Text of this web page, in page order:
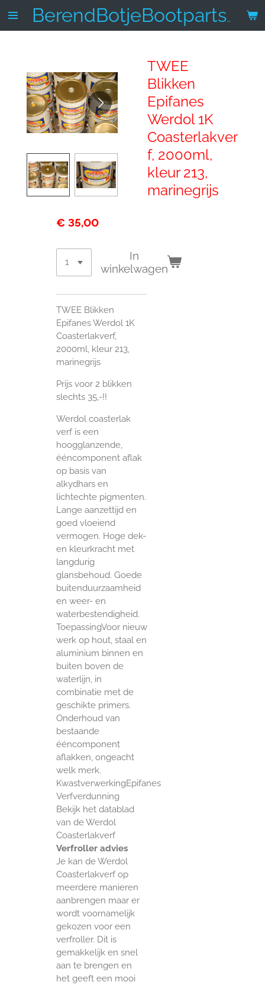
Ga
BerendBotjeBootparts.nl
TWEE
Blikken
Epifanes
Werdol 1K
Coasterlakver
f, 2000ml,
kleur 213,
marinegrijs
€ 35,00
In
winkelwagen
TWEE Blikken
Epifanes Werdol 1K
Coasterlakverf,
2000ml, kleur 213,
marinegrijs
Prijs voor 2 blikken
slechts 35,-!!
Werdol coasterlak
verf is een
hoogglanzende,
ééncomponent aflak
op basis van
alkydhars en
lichtechte pigmenten.
Lange aanzettijd en
goed vloeiend
vermogen. Hoge dek-
en kleurkracht met
langdurig
glansbehoud. Goede
buitenduurzaamheid
en weer- en
waterbestendigheid.
ToepassingVoor nieuw
werk op hout, staal en
aluminium binnen en
buiten boven de
waterlijn, in
combinatie met de
geschikte primers.
Onderhoud van
bestaande
ééncomponent
aflakken, ongeacht
welk merk.
KwastverwerkingEpifanes
Verfverdunning
Bekijk het datablad
van de Werdol
Coasterlakverf
Verfroller advies
Je kan de Werdol
Coasterlakverf op
meerdere manieren
aanbrengen maar er
wordt voornamelijk
gekozen voor een
verfroller. Dit is
gemakkelijk en snel
aan te brengen en
het geeft een mooi